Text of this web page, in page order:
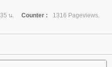
น. Counter :
1316 Pageviews.